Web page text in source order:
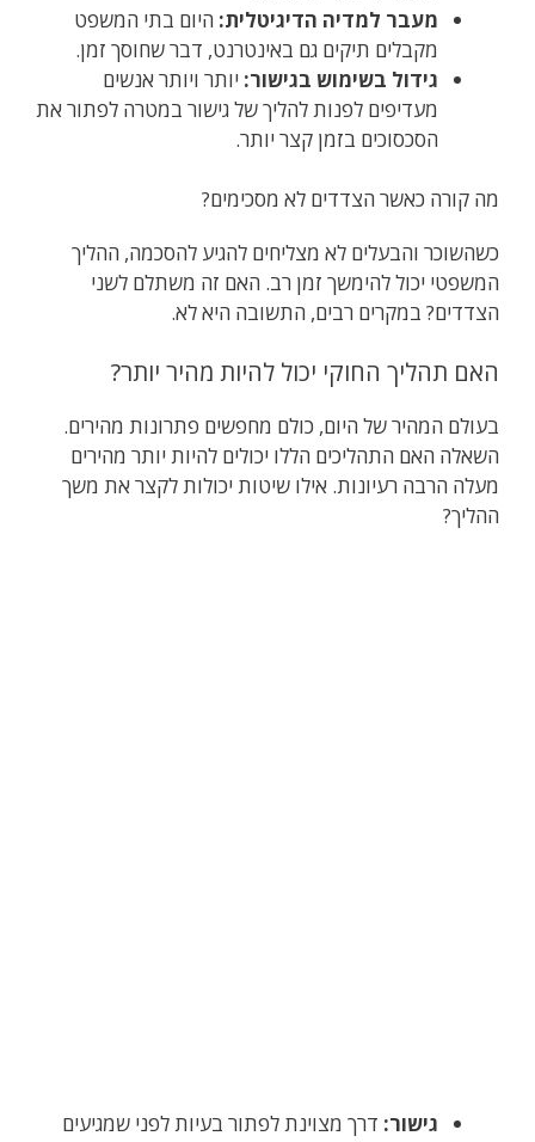
מעבר למדיה הדיגיטלית: היום בתי המשפט
מקבלים תיקים גם באינטרנט, דבר שחוסך זמן.
גידול בשימוש בגישור: יותר ויותר אנשים
מעדיפים לפנות להליך של גישור במטרה לפתור את
הסכסוכים בזמן קצר יותר.
מה קורה כאשר הצדדים לא מסכימים?
כשהשוכר והבעלים לא מצליחים להגיע להסכמה, ההליך
המשפטי יכול להימשך זמן רב. האם זה משתלם לשני
הצדדים? במקרים רבים, התשובה היא לא.
האם תהליך החוקי יכול להיות מהיר יותר?
בעולם המהיר של היום, כולם מחפשים פתרונות מהירים.
השאלה האם התהליכים הללו יכולים להיות יותר מהירים
מעלה הרבה רעיונות. אילו שיטות יכולות לקצר את משך
ההליך?
גישור: דרך מצוינת לפתור בעיות לפני שמגיעים